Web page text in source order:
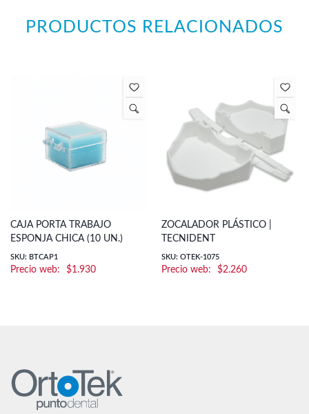
PRODUCTOS RELACIONADOS
CAJA PORTA TRABAJO
ESPONJA CHICA (10 UN.)
SKU: BTCAP1
$1.930
ZOCALADOR PLÁSTICO |
TECNIDENT
SKU: OTEK-1075
$2.260